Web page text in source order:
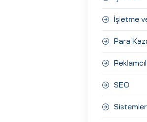
İşletme
Para
SEO
Sistemler